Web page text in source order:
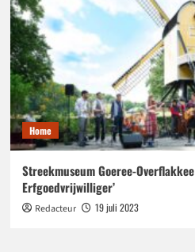
Home
Streekmuseum Goeree-
Erfgoedvrijwilliger’
Redacteur 19 juli 2023